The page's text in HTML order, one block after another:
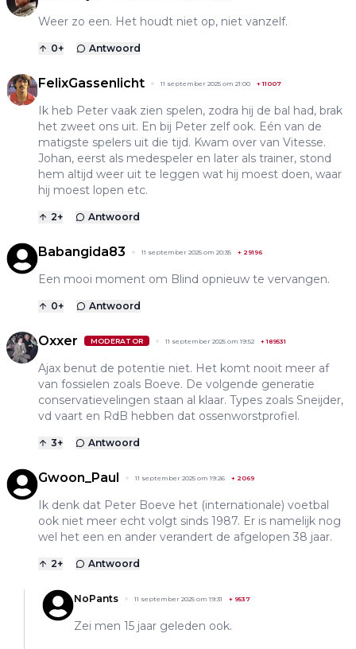
Weer zo een. Het houdt niet op, niet vanzelf.
0+ Antwoord
FelixGassenlicht 11 september 2025 om 21:00 +11007
Ik heb Peter vaak zien spelen, zodra hij de bal had, brak
het zweet ons uit. En bij Peter zelf ook. Eén van de
matigste spelers uit die tijd. Kwam over van Vitesse.
Johan, eerst als medespeler en later als trainer, stond
hem altijd weer uit te leggen wat hij moest doen, waar
hij moest lopen etc.
2+ Antwoord
Babangida83 11 september 2025 om 20:35 + 29196
Een mooi moment om Blind opnieuw te vervangen.
0+ Antwoord
Oxxer MODERATOR 11 september 2025 om 19:52 +189531
Ajax benut de potentie niet. Het komt nooit meer af
van fossielen zoals Boeve. De volgende generatie
conservatievelingen staan al klaar. Types zoals Sneijder,
vd vaart en RdB hebben dat ossenworstprofiel.
3+ Antwoord
Gwoon_Paul 11 september 2025 om 19:26 + 2069
Ik denk dat Peter Boeve het (internationale) voetbal
ook niet meer echt volgt sinds 1987. Er is namelijk nog
wel het een en ander verandert de afgelopen 38 jaar.
2+ Antwoord
NoPants 11 september 2025 om 19:31 + 9537
Zei men 15 jaar geleden ook.